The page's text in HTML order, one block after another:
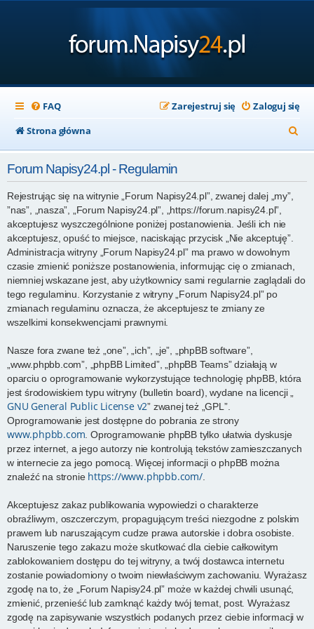
FAQ Zaloguj się
Zarejestruj się
Strona główna
z
Forum Napisy24.pl - Regulamin
Rejestrując się na witrynie „Forum Napisy24.pl”, zwanej dalej „my”,
”nas”, „nasza”, „Forum Napisy24.pl”, „https://forum.napisy24.pl”,
akceptujesz wyszczególnione poniżej postanowienia. Jeśli ich nie
akceptujesz, opuść to miejsce, naciskając przycisk „Nie akceptuję”.
Administracja witryny „Forum Napisy24.pl” ma prawo w dowolnym
czasie zmienić poniższe postanowienia, informując cię o zmianach,
niemniej wskazane jest, aby użytkownicy sami regularnie zaglądali do
tego regulaminu. Korzystanie z witryny „Forum Napisy24.pl” po
zmianach regulaminu oznacza, że akceptujesz te zmiany ze
wszelkimi konsekwencjami prawnymi.
Nasze fora zwane też „one”, „ich”, „je”, „phpBB software”,
„www.phpbb.com”, „phpBB Limited”, „phpBB Teams” działają w
oparciu o oprogramowanie wykorzystujące technologię phpBB, która
jest środowiskiem typu witryny (bulletin board), wydane na licencji „
GNU General Public License v2” zwanej też „GPL”.
Oprogramowanie jest dostępne do pobrania ze strony
www.phpbb.com . Oprogramowanie phpBB tylko ułatwia dyskusje
przez internet, a jego autorzy nie kontrolują tekstów zamieszczanych
w internecie za jego pomocą. Więcej informacji o phpBB można
znaleźć na stronie https://www.phpbb.com/.
Akceptujesz zakaz publikowania wypowiedzi o charakterze
obraźliwym, oszczerczym, propagującym treści niezgodne z polskim
prawem lub naruszającym cudze prawa autorskie i dobra osobiste.
Naruszenie tego zakazu może skutkować dla ciebie całkowitym
zablokowaniem dostępu do tej witryny, a twój dostawca internetu
zostanie powiadomiony o twoim niewłaściwym zachowaniu. Wyrażasz
zgodę na to, że „Forum Napisy24.pl” może w każdej chwili usunąć,
zmienić, przenieść lub zamknąć każdy twój temat, post. Wyrażasz
zgodę na zapisywanie wszystkich podanych przez ciebie informacji w